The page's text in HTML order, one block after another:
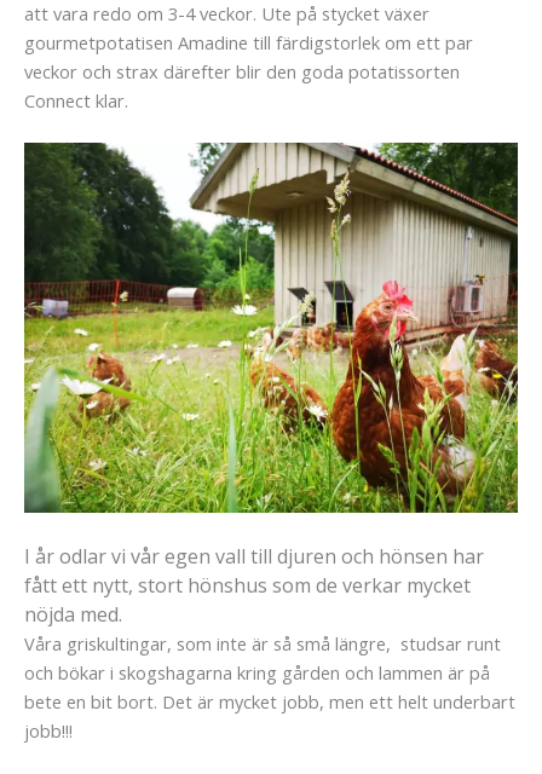
att vara redo om 3-4 veckor. Ute på stycket växer
gourmetpotatisen Amadine till färdigstorlek om ett par
veckor och strax därefter blir den goda potatissorten
Connect klar.
I år odlar vi vår egen vall till djuren och hönsen har
fått ett nytt, stort hönshus som de verkar mycket
nöjda med.
Våra griskultingar, som inte är så små längre, studsar runt
och bökar i skogshagarna kring gården och lammen är på
bete en bit bort. Det är mycket jobb, men ett helt underbart
jobb!!!